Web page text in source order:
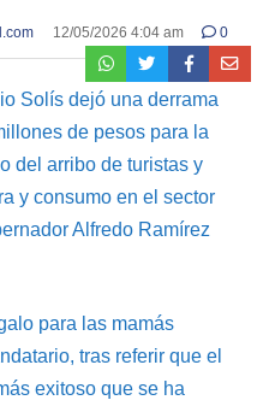
12/05/2026 4:04 am 0
Solís dejó una derrama
de pesos para la
del arribo de turistas y
y consumo en el sector
Alfredo Ramírez
para las mamás
tras referir que el
exitoso que se ha